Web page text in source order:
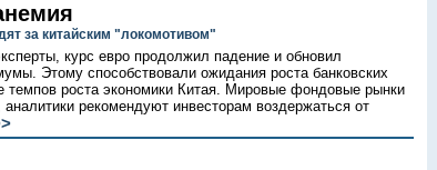
за китайским "локомотивом"
курс евро продолжил падение и обновил
Этому способствовали ожидания роста банковских
темпов роста экономики Китая. Мировые фондовые рынки
рекомендуют инвесторам воздержаться от